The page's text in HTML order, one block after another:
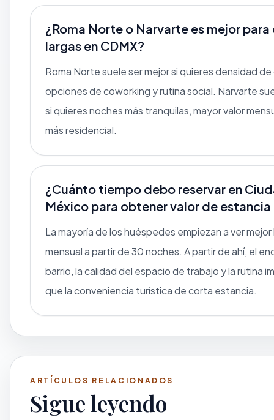
¿Roma Norte o Narvarte es mejor
largas en CDMX?
Roma Norte suele ser mejor si quieres densidad
opciones de coworking y rutina social. Narvarte
si quieres noches más tranquilas, mayor valor
más residencial.
¿Cuánto tiempo debo reservar en
México para obtener valor de estancia
La mayoría de los huéspedes empiezan a ver
mensual a partir de 30 noches. A partir de ahí, el
barrio, la calidad del espacio de trabajo y la rutina
que la conveniencia turística de corta estancia.
ARTÍCULOS RELACIONADOS
Sigue leyendo